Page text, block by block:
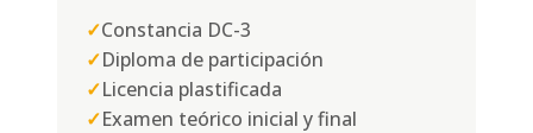
✓Constancia DC-3
✓Diploma de participación
✓Licencia plastificada
✓Examen teórico inicial y final